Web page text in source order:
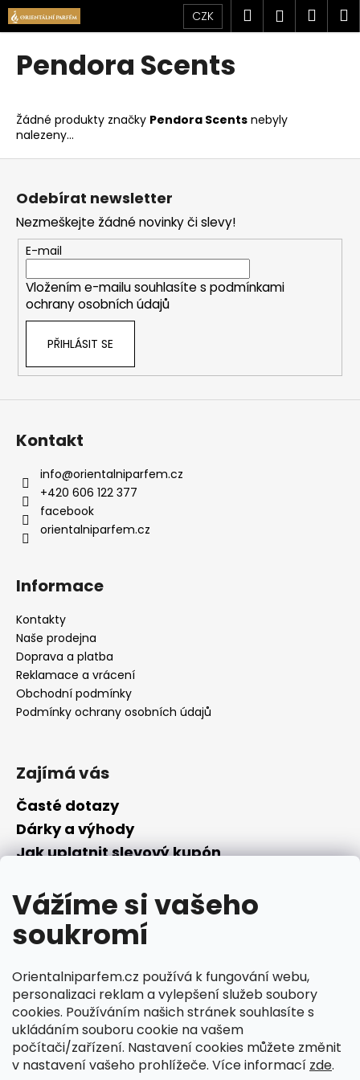
Vážíme si vašeho
soukromí
Orientalniparfem.cz používá k fungování webu,
personalizaci reklam a vylepšení služeb soubory
cookies. Používáním našich stránek souhlasíte s
ukládáním souboru cookie na vašem
počítači/zařízení. Nastavení cookies můžete změnit
v nastavení vašeho prohlížeče. Více informací zde.
Přejít
na
obsah
CZK Hledat
Pendora Scents
Žádné produkty značky Pendora Scents nebyly
nalezeny...
K
o
o
p
ř
e
b
u
e
n
a
j
t
D
o
p
o
r
u
č
e
m
e
Z
Odebírat newsletter
Nezmeškejte žádné novinky či slevy!
E-mail
Vložením e-mailu souhlasíte s podmínkami
ochrany osobních údajů
PŘIHLÁSIT SE
Kontakt
info@orientalniparfem.cz
+420 606 122 377
facebook
orientalniparfem.cz
Informace
Kontakty
Naše prodejna
Doprava a platba
Reklamace a vrácení
Obchodní podmínky
Podmínky ochrany osobních údajů
Zajímá vás
Časté dotazy
Dárky a výhody
Jak uplatnit slevový kupón
Převodník parfémů
Parfémový slovníček
Facebook
Ciperka.cz